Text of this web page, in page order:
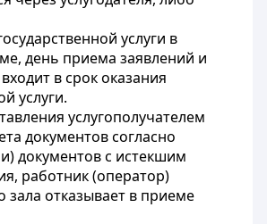
услуги в
день приема заявлений и
в срок оказания
услуги.
услугополучателем
документов согласно
документов с истекшим
работник (оператор)
зала отказывает в приеме